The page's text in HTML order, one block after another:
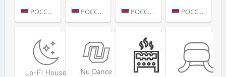
РОССИЯ (МОСКВА) РОССИЯ (МОСКВА) РОССИЯ (МОСКВА) РОССИЯ (МОСКВА)